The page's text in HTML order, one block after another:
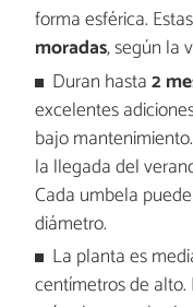
forma esférica.
moradas, según la
Duran hasta2
excelentes
bajo
la llegada del
Cada umbela
diámetro.
La planta es
centímetros de